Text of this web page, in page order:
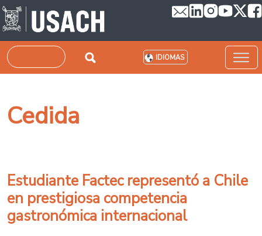
Pasar al contenido principal
Buscar IDIOMAS
Cedida
Estudiante Factec representó a Chile
en prestigiosa competencia
gastronómica internacional